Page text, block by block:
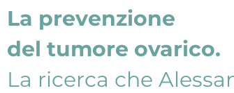
La prevenzione
del tumore ovarico.
La ricerca che